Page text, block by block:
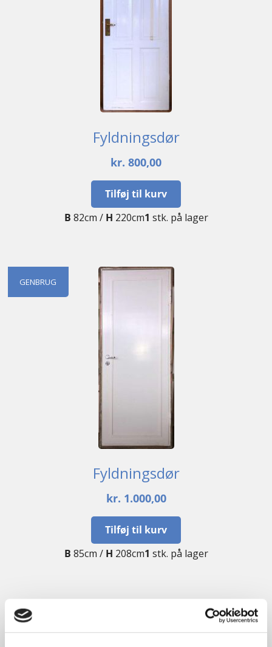
Fyldningsdør
kr. 800,00
Tilføj til kurv
B 82cm / H 220cm1 stk. på lager
GENBRUG
Fyldningsdør
kr. 1.000,00
Tilføj til kurv
B 85cm / H 208cm1 stk. på lager
GENBRUG